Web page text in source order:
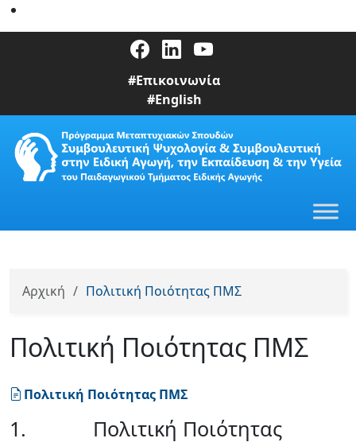
#Επικοινωνία
#English
Αρχική / Πολιτική Ποιότητας ΠΜΣ
Πολιτική Ποιότητας ΠΜΣ
Πολιτική Ποιότητας ΠΜΣ
1. Πολιτική Ποιότητας